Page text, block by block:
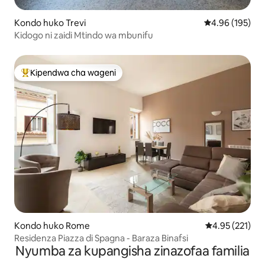
Kondo huko Trevi Ukadiriaji wa
4.96 (195)
Kidogo ni zaidi Mtindo wa mbunifu
Kipendwa maarufu cha wageni
Kipendwa cha wageni
Kondo huko Rome Ukadiriaji wa
4.95 (221)
Residenza Piazza di Spagna - Baraza Binafsi
Nyumba za kupangisha zinazofaa familia